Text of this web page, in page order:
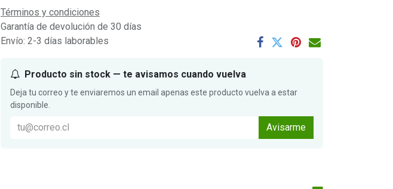
Términos y condiciones
Garantía de devolución de 30 días
Envío: 2-3 días laborables
Producto sin stock — te avisamos cuando vuelva
Deja tu correo y te enviaremos un email apenas este producto vuelva a estar
disponible.
Avisarme